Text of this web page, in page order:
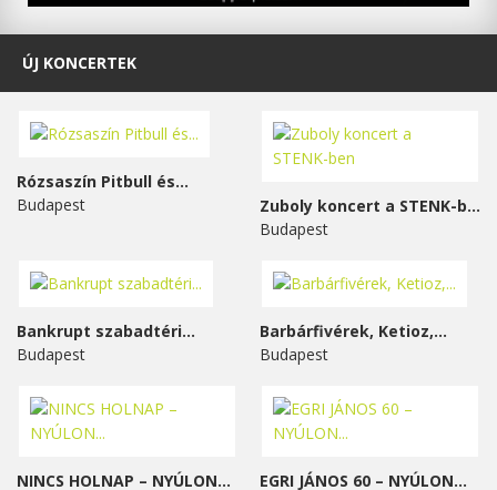
ÚJ KONCERTEK
Rózsaszín Pitbull és...
Budapest
Zuboly koncert a STENK-ben
Budapest
Bankrupt szabadtéri...
Budapest
Barbárfivérek, Ketioz,...
Budapest
NINCS HOLNAP – NYÚLON...
EGRI JÁNOS 60 – NYÚLON...